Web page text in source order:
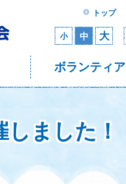
ボランティア
トップ
小 中 大
ました！